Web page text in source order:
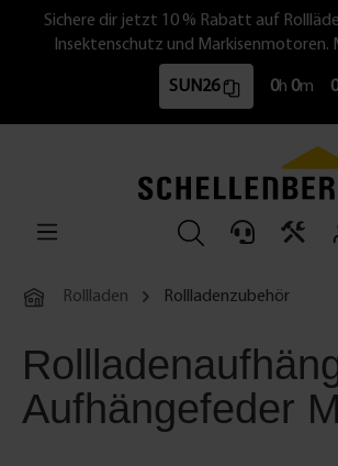
Sichere dir jetzt 10 % Rabatt auf
Insektenschutz und Markisenmotoren.
SUN26 0h 0m 0
Rollladen Rollladenzubehör
Aufhängefeder